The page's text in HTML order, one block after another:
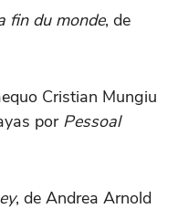
fin du monde, de
Cristian Mungiu
por Pessoal
, de Andrea Arnold